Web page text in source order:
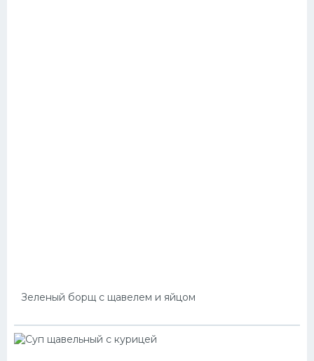
Зеленый борщ с щавелем и яйцом